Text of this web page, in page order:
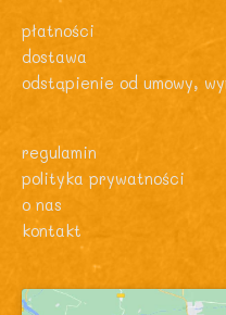
płatności
dostawa
odstąpienie od umowy,
regulamin
polityka prywatności
o nas
kontakt